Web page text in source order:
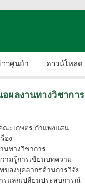
าวศูนย์ฯ ดาวน์โหลด
ผลงานทางวิชาการ
ณะเกษตร กำแพงแสน
อง
นทางวิชาการ
ามรู้การเขียนบทความ
ของบุคลากรด้านการวิจัย
แลกเปลี่ยนประสบการณ์